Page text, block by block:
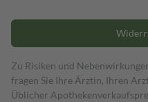
Zu Risiken und
fragen Sie Ihre Ärztin, Ihren
Üblicher